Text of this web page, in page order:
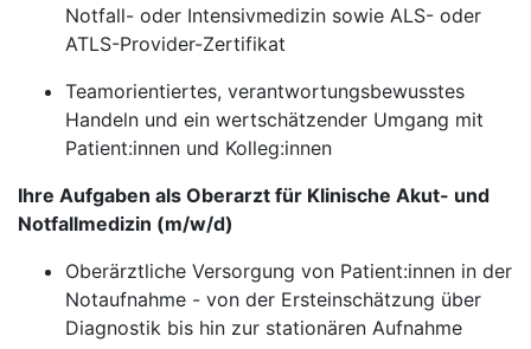
Notfall- oder Intensivmedizin sowie ALS- oder
ATLS-Provider-Zertifikat
Teamorientiertes, verantwortungsbewusstes
Handeln und ein wertschätzender Umgang mit
Patient:innen und Kolleg:innen
Ihre Aufgaben als Oberarzt für Klinische Akut- und
Notfallmedizin (m/w/d)
Oberärztliche Versorgung von Patient:innen in der
Notaufnahme - von der Ersteinschätzung über
Diagnostik bis hin zur stationären Aufnahme